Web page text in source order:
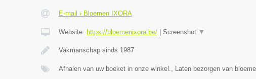
E-mail › Bloemen IXORA
Website: https://bloemenixora.be/| Screenshot ▼
Vakmanschap sinds 1987
Afhalen van uw boeket in onze winkel., Laten bezorgen van